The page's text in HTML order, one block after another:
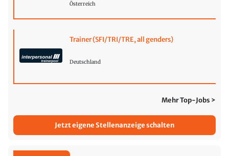
Österreich
Trainer (SFI/TRI/TRE, all genders)
Deutschland
Mehr Top-Jobs >
Jetzt eigene Stellenanzeige schalten